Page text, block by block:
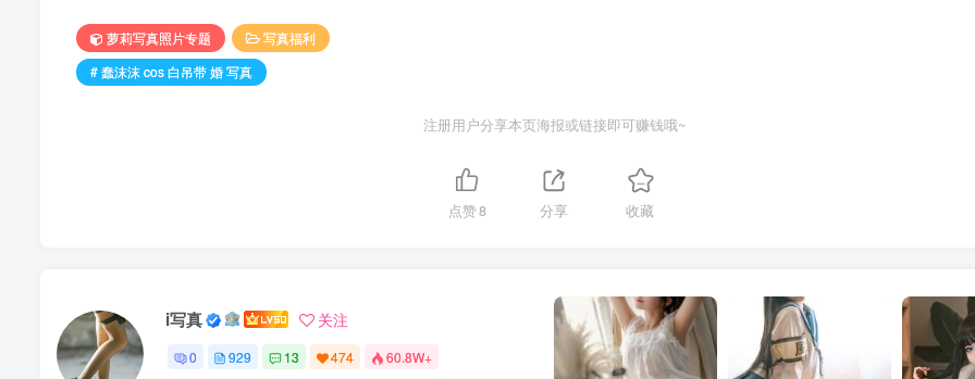
萝莉写真照片专题
写真福利
# 蠢沫沫 cos 白吊带 婚 写真
注册用户分享本页海报或链接即可赚钱哦~
点赞8 分享 收藏
i写真 关注
0 929 13 474 60.8W+